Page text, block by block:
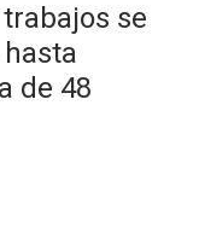
Comunicación
Tineo y a Yeisy
se
de 48